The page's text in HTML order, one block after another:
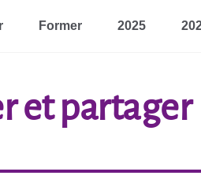
Former 2025
et partager